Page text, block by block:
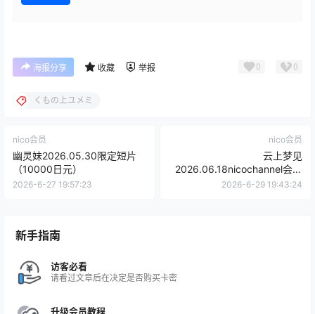
海报分享 收藏 举报 0 0
くもの上ユメミ
nico会员
幽灵妹2026.05.30限定短片
（10000日元）
2026-6-27 19:57:23
nico会员
云上梦见
2026.06.18nicochannel会员
限定
2026-6-29 19:43:24
新手指南
访客必看
请看过文章后在决定是否购买卡密
升级会员教程